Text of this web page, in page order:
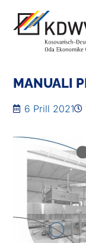
MANUALI
6 Prill 2021